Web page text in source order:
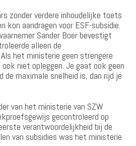
zonder verdere inhoudelijke toets
kon aandragen voor ESF-subsidie.
Sander Boer bevestigt
alleen de
het ministerie geen strengere
niet opleggen. Je gaat ook geen
de maximale snelheid is, dan rijd je
van het ministerie van SZW
gecontroleerd op
verantwoordelijkheid bij de
van subsidies was het ministerie